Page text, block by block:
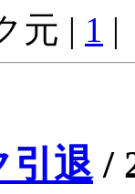
元 | 1 |
引退/